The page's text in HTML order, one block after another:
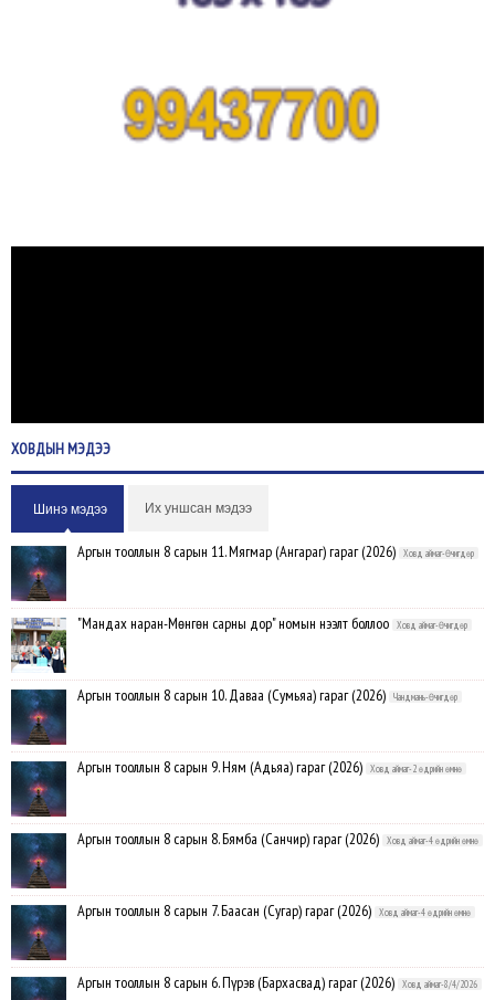
ХОВДЫНМЭДЭЭ
Шинэ мэдээ Их уншсан мэдээ
Аргын тооллын 8 сарын 11. Мягмар (Ангараг) гараг (2026) Ховд аймаг-Өчигдөр
"Мандах наран-Мөнгөн сарны дор" номын нээлт боллоо Ховд аймаг-Өчигдөр
Аргын тооллын 8 сарын 10. Даваа (Сумьяа) гараг (2026) Чандмань-Өчигдөр
Аргын тооллын 8 сарын 9. Ням (Адьяа) гараг (2026) Ховд аймаг-2 өдрийн өмнө
Аргын тооллын 8 сарын 8. Бямба (Санчир) гараг (2026) Ховд аймаг-4 өдрийн өмнө
Аргын тооллын 8 сарын 7. Баасан (Сугар) гараг (2026) Ховд аймаг-4 өдрийн өмнө
Аргын тооллын 8 сарын 6. Пүрэв (Бархасвад) гараг (2026) Ховд аймаг-8/4/2026